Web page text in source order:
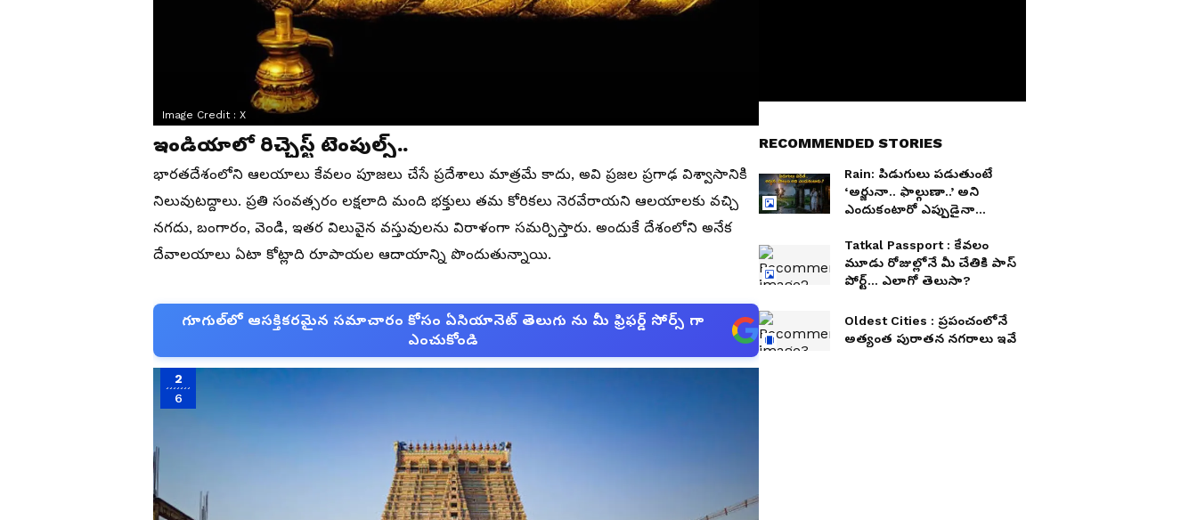
Image Credit : X
ఇండియాలో రిచ్చెస్ట్ టెంపుల్స్..
భారతదేశంలోని ఆలయాలు కేవలం పూజలు చేసే ప్రదేశాలు మాత్రమే కాదు, అవి ప్రజల ప్రగాఢ విశ్వాసానికి
నిలువుటద్దాలు. ప్రతి సంవత్సరం లక్షలాది మంది భక్తులు తమ కోరికలు నెరవేరాయని ఆలయాలకు వచ్చి
నగదు, బంగారం, వెండి, ఇతర విలువైన వస్తువులను విరాళంగా సమర్పిస్తారు. అందుకే దేశంలోని అనేక
దేవాలయాలు ఏటా కోట్లాది రూపాయల ఆదాయాన్ని పొందుతున్నాయి.
గూగుల్‌లో ఆసక్తికరమైన సమాచారం కోసం ఏసియానెట్ తెలుగు ను మీ ఫ్రిఫర్డ్ సోర్స్ గా
ఎంచుకోండి
2
6
RECOMMENDED STORIES
Rain: పిడుగులు ప‌డుతుంటే
‘అర్జునా.. ఫాల్గుణా..’ అని
ఎందుకంటారో ఎప్పుడైనా
Tatkal Passport : కేవలం
మూడు రోజుల్లోనే మీ చేతికి పాస్
పోర్ట్... ఎలాగో తెలుసా?
Oldest Cities : ప్రపంచంలోనే
అత్యంత పురాతన నగరాలు ఇవే